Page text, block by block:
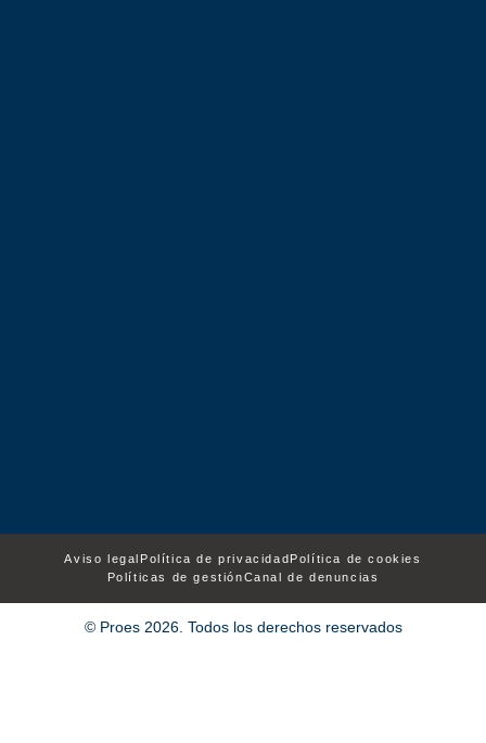
Aviso legal Política de privacidadPolítica de cookies
Políticas de gestiónCanal de denuncias
© Proes 2026. Todos los derechos reservados